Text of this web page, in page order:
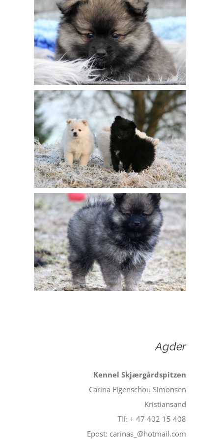
Agder
Kennel Skjærgårdspitzen
Carina Figenschou Simonsen
Kristiansand
Tlf: + 47 402 15 408
Epost: carinas_@hotmail.com